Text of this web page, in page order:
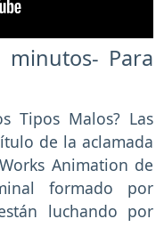
Para
Tipos Malos? Las
de la aclamada
Animation de
formado por
luchando por